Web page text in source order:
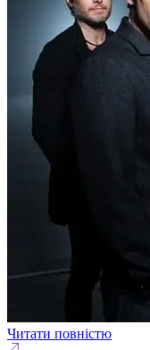
Читати повністю